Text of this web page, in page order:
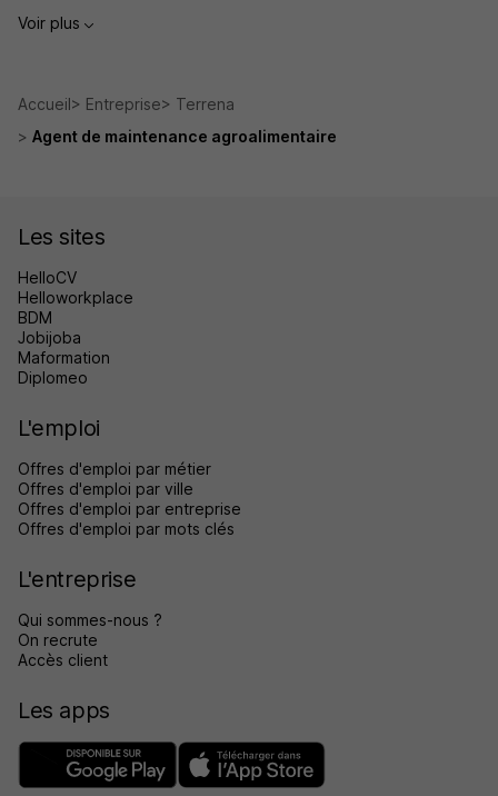
Voir plus
Accueil Entreprise
Terrena
Agent de maintenance agroalimentaire
Les sites
HelloCV
Helloworkplace
BDM
Jobijoba
Maformation
Diplomeo
L'emploi
Offres d'emploi par métier
Offres d'emploi par ville
Offres d'emploi par entreprise
Offres d'emploi par mots clés
L'entreprise
Qui sommes-nous ?
On recrute
Accès client
Les apps